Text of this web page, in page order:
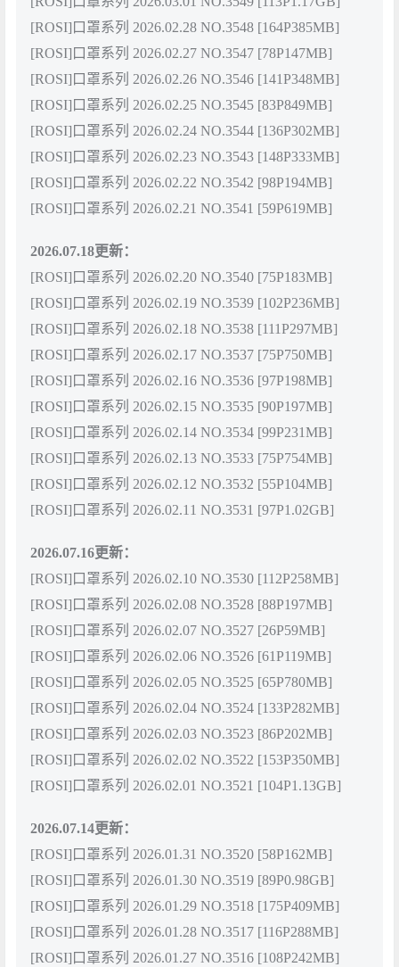
[ROSI]口罩系列 2026.02.28 NO.3548 [164P385MB]
[ROSI]口罩系列 2026.02.27 NO.3547 [78P147MB]
[ROSI]口罩系列 2026.02.26 NO.3546 [141P348MB]
[ROSI]口罩系列 2026.02.25 NO.3545 [83P849MB]
[ROSI]口罩系列 2026.02.24 NO.3544 [136P302MB]
[ROSI]口罩系列 2026.02.23 NO.3543 [148P333MB]
[ROSI]口罩系列 2026.02.22 NO.3542 [98P194MB]
[ROSI]口罩系列 2026.02.21 NO.3541 [59P619MB]
2026.07.18更新：
[ROSI]口罩系列 2026.02.20 NO.3540 [75P183MB]
[ROSI]口罩系列 2026.02.19 NO.3539 [102P236MB]
[ROSI]口罩系列 2026.02.18 NO.3538 [111P297MB]
[ROSI]口罩系列 2026.02.17 NO.3537 [75P750MB]
[ROSI]口罩系列 2026.02.16 NO.3536 [97P198MB]
[ROSI]口罩系列 2026.02.15 NO.3535 [90P197MB]
[ROSI]口罩系列 2026.02.14 NO.3534 [99P231MB]
[ROSI]口罩系列 2026.02.13 NO.3533 [75P754MB]
[ROSI]口罩系列 2026.02.12 NO.3532 [55P104MB]
[ROSI]口罩系列 2026.02.11 NO.3531 [97P1.02GB]
2026.07.16更新：
[ROSI]口罩系列 2026.02.10 NO.3530 [112P258MB]
[ROSI]口罩系列 2026.02.08 NO.3528 [88P197MB]
[ROSI]口罩系列 2026.02.07 NO.3527 [26P59MB]
[ROSI]口罩系列 2026.02.06 NO.3526 [61P119MB]
[ROSI]口罩系列 2026.02.05 NO.3525 [65P780MB]
[ROSI]口罩系列 2026.02.04 NO.3524 [133P282MB]
[ROSI]口罩系列 2026.02.03 NO.3523 [86P202MB]
[ROSI]口罩系列 2026.02.02 NO.3522 [153P350MB]
[ROSI]口罩系列 2026.02.01 NO.3521 [104P1.13GB]
2026.07.14更新：
[ROSI]口罩系列 2026.01.31 NO.3520 [58P162MB]
[ROSI]口罩系列 2026.01.30 NO.3519 [89P0.98GB]
[ROSI]口罩系列 2026.01.29 NO.3518 [175P409MB]
[ROSI]口罩系列 2026.01.28 NO.3517 [116P288MB]
[ROSI]口罩系列 2026.01.27 NO.3516 [108P242MB]